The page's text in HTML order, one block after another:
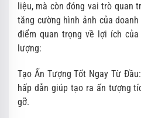
liệu, mà còn đóng vai trò quan
tăng cường hình ảnh của
điểm quan trọng về lợi ích
lượng:
Tạo Ấn Tượng Tốt Ngay Từ
hấp dẫn giúp tạo ra ấn tượng
gỡ.